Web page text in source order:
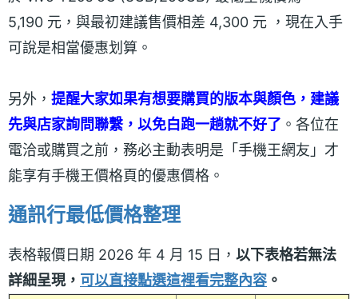
5,190 元，與最初建議售價相差 4,300 元 ，現在入手
可說是相當優惠划算。
另外， 提醒大家如果有想要購買的版本與顏色，建議
先與店家詢問聯繫，以免白跑一趟就不好了 。各位在
電洽或購買之前，務必主動表明是「手機王網友」才
能享有手機王價格頁的優惠價格。
通訊行最低價格整理
表格報價日期 2026 年 4 月 15 日， 以下表格若無法
詳細呈現， 可以直接點選這裡看完整內容 。